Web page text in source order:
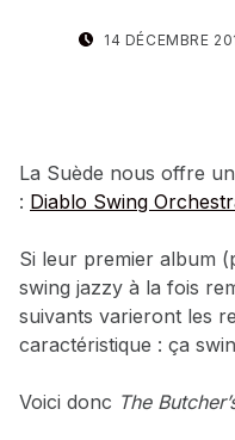
POSTED ON:
14 DÉCEMBRE
La Suède nous offre
: Diablo Swing
Si leur premier album
swing jazzy à la fois
suivants varieront les
caractéristique : ça
Voici donc The